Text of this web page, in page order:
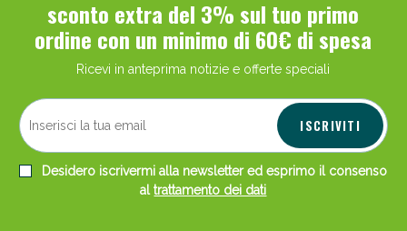
sconto extra del 3% sul tuo primo
ordine con un minimo di 60€ di spesa
Ricevi in anteprima notizie e offerte speciali
ISCRIVITI
Desidero iscrivermi alla newsletter ed esprimo il consenso
altrattamento dei dati